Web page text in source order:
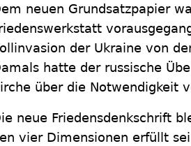
neuen Grundsatzpapier
der Ukraine von
hatte der russische
über die Notwendigkeit
neue Friedensdenkschrift
vier Dimensionen erfüllt